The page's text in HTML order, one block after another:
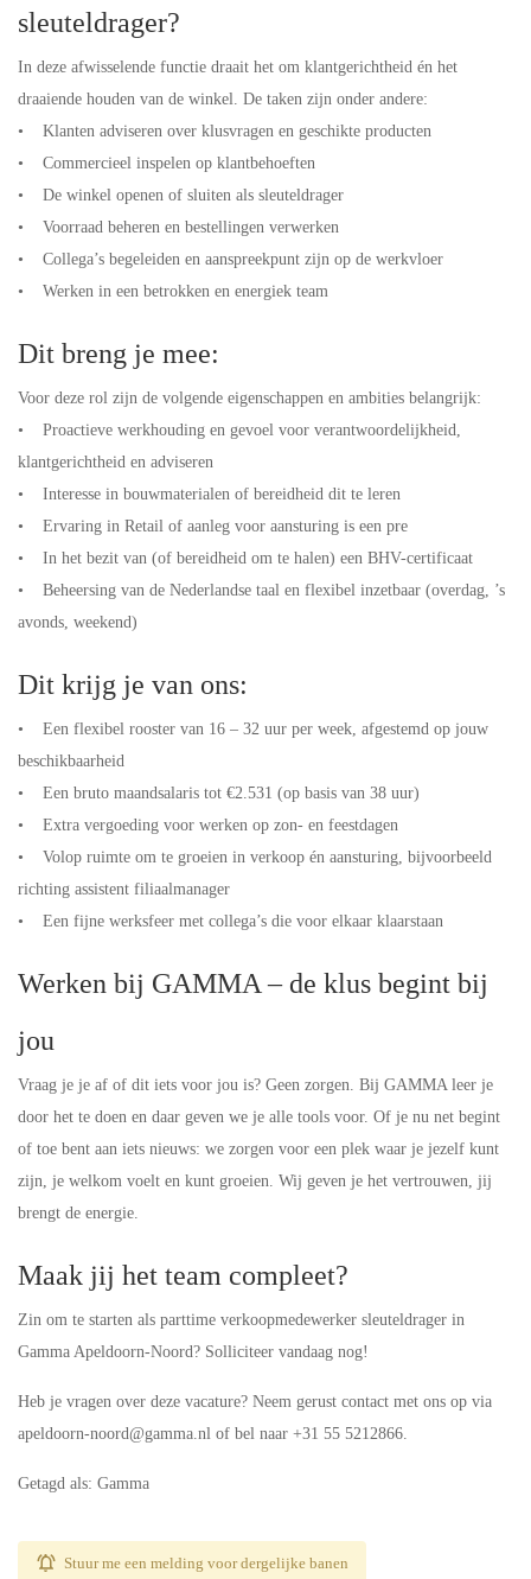
sleuteldrager?
In deze afwisselende functie draait het om klantgerichtheid én het
draaiende houden van de winkel. De taken zijn onder andere:
• Klanten adviseren over klusvragen en geschikte producten
• Commercieel inspelen op klantbehoeften
• De winkel openen of sluiten als sleuteldrager
• Voorraad beheren en bestellingen verwerken
• Collega’s begeleiden en aanspreekpunt zijn op de werkvloer
• Werken in een betrokken en energiek team
Dit breng je mee:
Voor deze rol zijn de volgende eigenschappen en ambities belangrijk:
• Proactieve werkhouding en gevoel voor verantwoordelijkheid,
klantgerichtheid en adviseren
• Interesse in bouwmaterialen of bereidheid dit te leren
• Ervaring in Retail of aanleg voor aansturing is een pre
• In het bezit van (of bereidheid om te halen) een BHV-certificaat
• Beheersing van de Nederlandse taal en flexibel inzetbaar (overdag, ’s
avonds, weekend)
Dit krijg je van ons:
• Een flexibel rooster van 16 – 32 uur per week, afgestemd op jouw
beschikbaarheid
• Een bruto maandsalaris tot €2.531 (op basis van 38 uur)
• Extra vergoeding voor werken op zon- en feestdagen
• Volop ruimte om te groeien in verkoop én aansturing, bijvoorbeeld
richting assistent filiaalmanager
• Een fijne werksfeer met collega’s die voor elkaar klaarstaan
Werken bij GAMMA – de klus begint bij
jou
Vraag je je af of dit iets voor jou is? Geen zorgen. Bij GAMMA leer je
door het te doen en daar geven we je alle tools voor. Of je nu net begint
of toe bent aan iets nieuws: we zorgen voor een plek waar je jezelf kunt
zijn, je welkom voelt en kunt groeien. Wij geven je het vertrouwen, jij
brengt de energie.
Maak jij het team compleet?
Zin om te starten als parttime verkoopmedewerker sleuteldrager in
Gamma Apeldoorn-Noord? Solliciteer vandaag nog!
Heb je vragen over deze vacature? Neem gerust contact met ons op via
apeldoorn-noord@gamma.nl of bel naar +31 55 5212866.
Getagd als: Gamma
Stuur me een melding voor dergelijke banen